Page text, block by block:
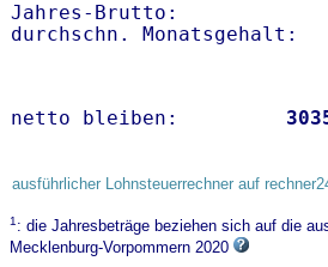
Jahres-
netto bleiben:
ausführlicher Lohnsteuerrechner auf
1: die Jahresbeträge beziehen sich auf die
Mecklenburg-Vorpommern 2020